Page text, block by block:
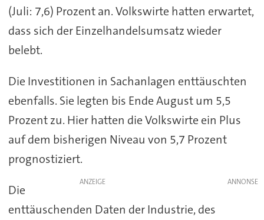
(Juli: 7,6) Prozent an. Volkswirte hatten erwartet,
dass sich der Einzelhandelsumsatz wieder
belebt.
Die Investitionen in Sachanlagen enttäuschten
ebenfalls. Sie legten bis Ende August um 5,5
Prozent zu. Hier hatten die Volkswirte ein Plus
auf dem bisherigen Niveau von 5,7 Prozent
prognostiziert.
ANZEIGE
Die
enttäuschenden Daten der Industrie, des